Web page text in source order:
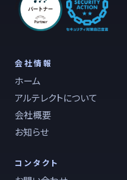
会社情報
ホーム
アルテレクトについて
会社概要
お知らせ
コンタクト